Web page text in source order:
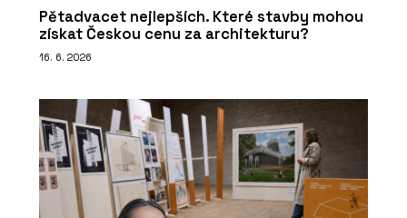
Pětadvacet nejlepších. Které stavby mohou
získat Českou cenu za architekturu?
16. 6. 2026